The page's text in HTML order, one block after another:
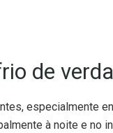
de
especialmente
à noite e no